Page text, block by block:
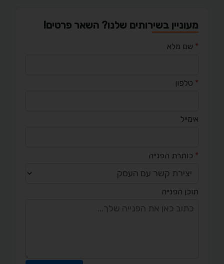
מעוניין בשירותים שלנו? השאר פרטים!
* שם מלא
* טלפון
אימייל
* כותרת הפנייה
תוכן הפנייה